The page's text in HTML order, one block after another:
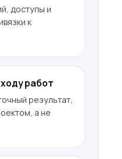
доступы и
к
работ
результат,
а не